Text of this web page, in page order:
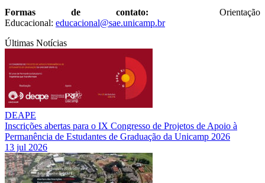
Formas de contato: Orientação
Educacional: educacional@sae.unicamp.br
Últimas Notícias
DEAPE
Inscrições abertas para o IX Congresso de Projetos de Apoio à
Permanência de Estudantes de Graduação da Unicamp 2026
13 jul 2026